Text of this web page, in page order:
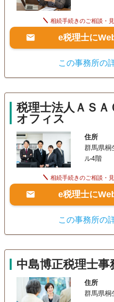
相続手続きのご相談・
e税理士に
この事務所の
税理士法人ＡＳＡ
オフィス
住所
群馬県桐
ル4階
相続手続きのご相談・
e税理士に
この事務所の
中島博正税理士事
住所
群馬県桐